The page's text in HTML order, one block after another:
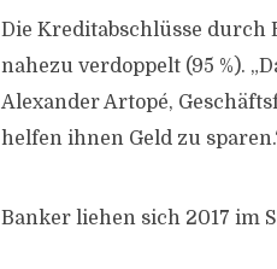
Die Kreditabschlüsse durch
nahezu verdoppelt (95 %).
Alexander Artopé,
helfen ihnen Geld zu
Banker liehen sich 2017 im